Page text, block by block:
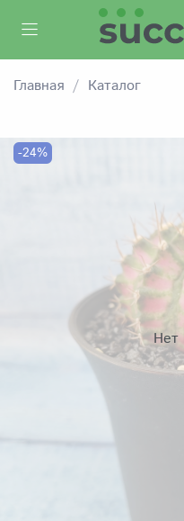
Главная Каталог
Нет
-24%